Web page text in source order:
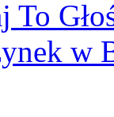
To
w